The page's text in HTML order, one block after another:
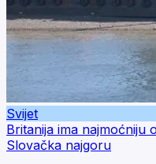
Svijet
Britanija ima najmoćniju
Slovačka najgoru